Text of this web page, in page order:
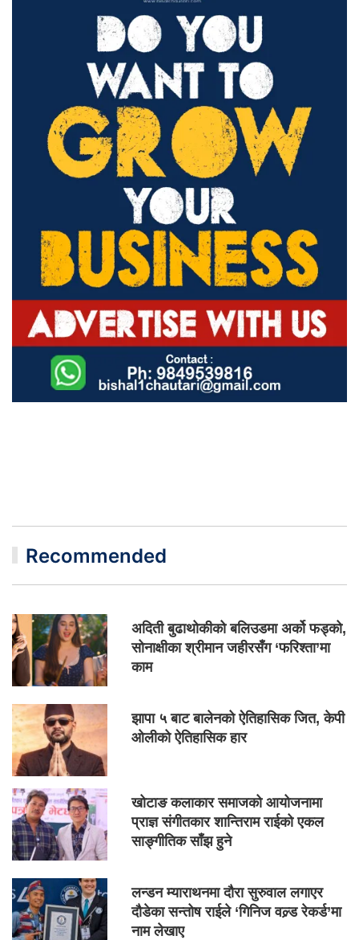
Recommended
अदिती बुढाथोकीको बलिउडमा अर्को फड्को,
सोनाक्षीका श्रीमान जहीरसँग ‘फरिश्ता’मा
काम
झापा ५ बाट बालेनको ऐतिहासिक जित, केपी
ओलीको ऐतिहासिक हार
खोटाङ कलाकार समाजको आयोजनामा
प्राज्ञ संगीतकार शान्तिराम राईको एकल
साङ्गीतिक साँझ हुने
लन्डन म्याराथनमा दौरा सुरुवाल लगाएर
दौडेका सन्तोष राईले ‘गिनिज वल्र्ड रेकर्ड’मा
नाम लेखाए